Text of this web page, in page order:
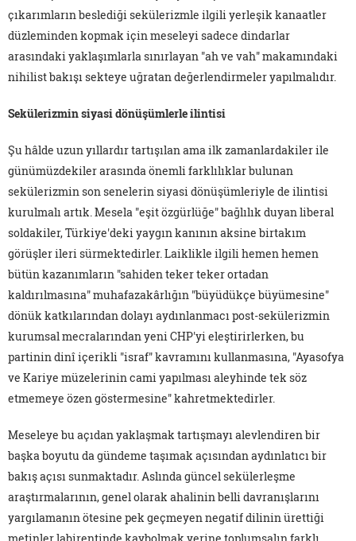
çıkarımların beslediği sekülerizmle ilgili yerleşik kanaatler
düzleminden kopmak için meseleyi sadece dindarlar
arasındaki yaklaşımlarla sınırlayan "ah ve vah" makamındaki
nihilist bakışı sekteye uğratan değerlendirmeler yapılmalıdır.
Sekülerizmin siyasi dönüşümlerle ilintisi
Şu hâlde uzun yıllardır tartışılan ama ilk zamanlardakiler ile
günümüzdekiler arasında önemli farklılıklar bulunan
sekülerizmin son senelerin siyasi dönüşümleriyle de ilintisi
kurulmalı artık. Mesela "eşit özgürlüğe" bağlılık duyan liberal
soldakiler, Türkiye'deki yaygın kanının aksine birtakım
görüşler ileri sürmektedirler. Laiklikle ilgili hemen hemen
bütün kazanımların "sahiden teker teker ortadan
kaldırılmasına" muhafazakârlığın "büyüdükçe büyümesine"
dönük katkılarından dolayı aydınlanmacı post-sekülerizmin
kurumsal mecralarından yeni CHP'yi eleştirirlerken, bu
partinin dinî içerikli "israf" kavramını kullanmasına, "Ayasofya
ve Kariye müzelerinin cami yapılması aleyhinde tek söz
etmemeye özen göstermesine" kahretmektedirler.
Meseleye bu açıdan yaklaşmak tartışmayı alevlendiren bir
başka boyutu da gündeme taşımak açısından aydınlatıcı bir
bakış açısı sunmaktadır. Aslında güncel sekülerleşme
araştırmalarının, genel olarak ahalinin belli davranışlarını
yargılamanın ötesine pek geçmeyen negatif dilinin ürettiği